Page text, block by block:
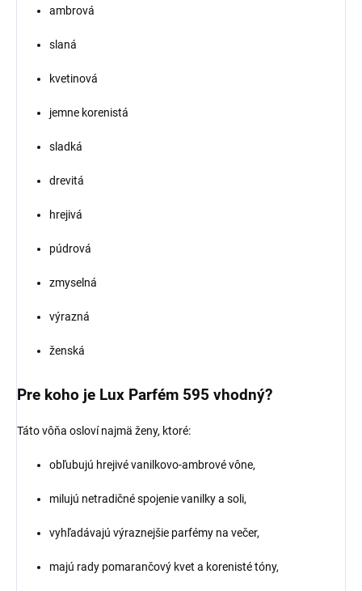
ambrová
slaná
kvetinová
jemne korenistá
sladká
drevitá
hrejivá
púdrová
zmyselná
výrazná
ženská
Pre koho je Lux Parfém 595 vhodný?
Táto vôňa osloví najmä ženy, ktoré:
obľubujú hrejivé vanilkovo-ambrové vône,
milujú netradičné spojenie vanilky a soli,
vyhľadávajú výraznejšie parfémy na večer,
majú rady pomarančový kvet a korenisté tóny,